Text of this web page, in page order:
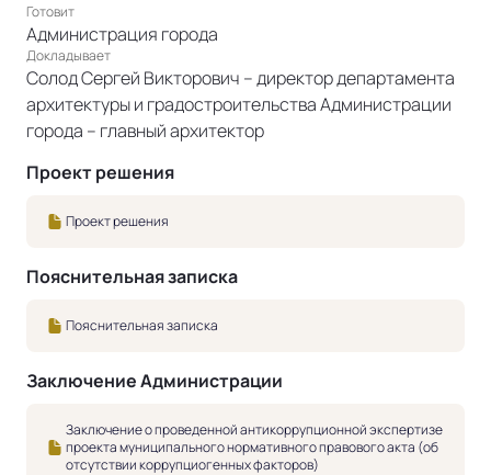
Готовит
Администрация города
Докладывает
Солод Сергей Викторович – директор департамента
архитектуры и градостроительства Администрации
города – главный архитектор
Проект решения
Проект решения
Пояснительная записка
Пояснительная записка
Заключение Администрации
Заключение о проведенной антикоррупционной экспертизе
проекта муниципального нормативного правового акта (об
отсутствии коррупциогенных факторов)